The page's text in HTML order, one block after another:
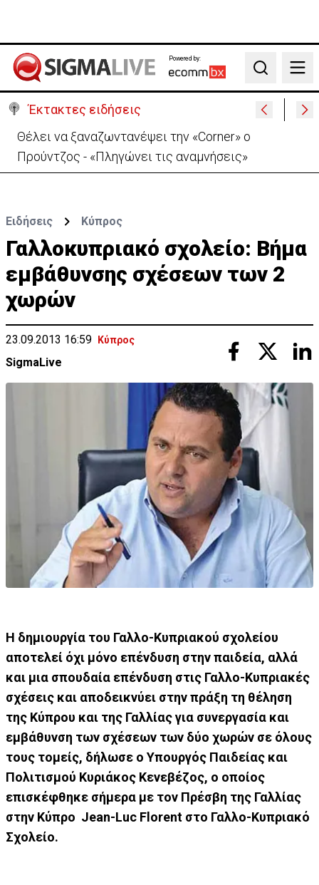
Powered by:
Search
Έκτακτες ειδήσεις
Θέλει να ξαναζωντανέψει την «Corner» o
Προύντζος - «Πληγώνει τις αναμνήσεις»
Ειδήσεις Κύπρος
Γαλλοκυπριακό σχολείο: Βήμα
εμβάθυνσης σχέσεων των 2
χωρών
23.09.2013 16:59 Κύπρος
SigmaLive
Η δημιουργία του Γαλλο-Κυπριακού σχολείου
αποτελεί όχι μόνο επένδυση στην παιδεία, αλλά
και μια σπουδαία επένδυση στις Γαλλο-Κυπριακές
σχέσεις και αποδεικνύει στην πράξη τη θέληση
της Κύπρου και της Γαλλίας για συνεργασία και
εμβάθυνση των σχέσεων των δύο χωρών σε όλους
τους τομείς, δήλωσε ο Υπουργός Παιδείας και
Πολιτισμού Κυριάκος Κενεβέζος, ο οποίος
επισκέφθηκε σήμερα με τον Πρέσβη της Γαλλίας
στην Κύπρο Jean-Luc Florent στο Γαλλο-Κυπριακό
Σχολείο.